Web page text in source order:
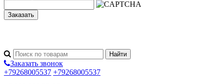
Заказать
Заказать звонок
+79268005537 +79268005537